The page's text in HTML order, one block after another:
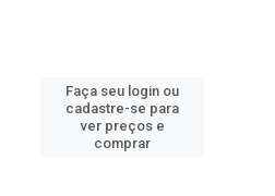
Faça seu login ou
cadastre-se para
ver preços e
comprar